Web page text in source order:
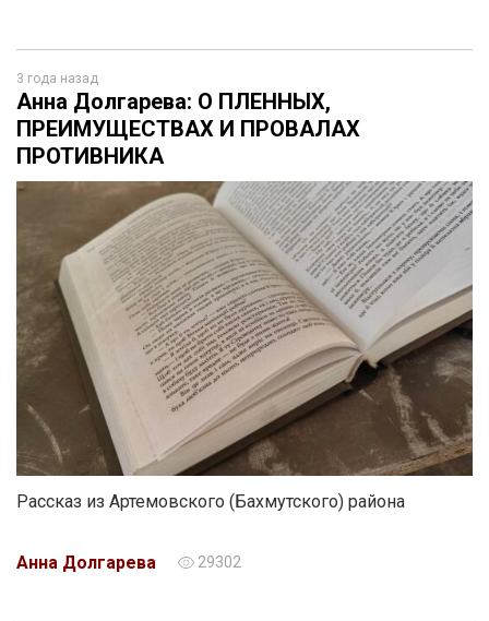
3 года назад
Анна Долгарева: О ПЛЕННЫХ,
ПРЕИМУЩЕСТВАХ И ПРОВАЛАХ
ПРОТИВНИКА
Рассказ из Артемовского (Бахмутского) района
Анна Долгарева 29302